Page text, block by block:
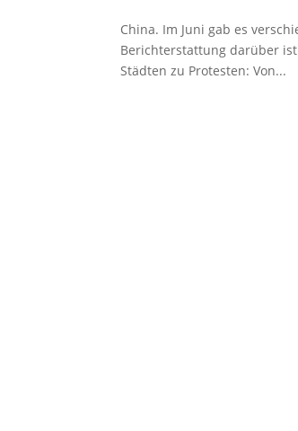
China. Im Juni gab es
Berichterstattung darüber
Städten zu Protesten: Von...